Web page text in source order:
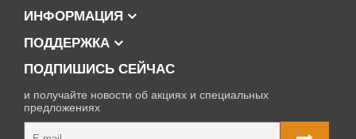
ИНФОРМАЦИЯ
ПОДДЕРЖКА
ПОДПИШИСЬ СЕЙЧАС
и получайте новости об акциях и специальных
предложениях